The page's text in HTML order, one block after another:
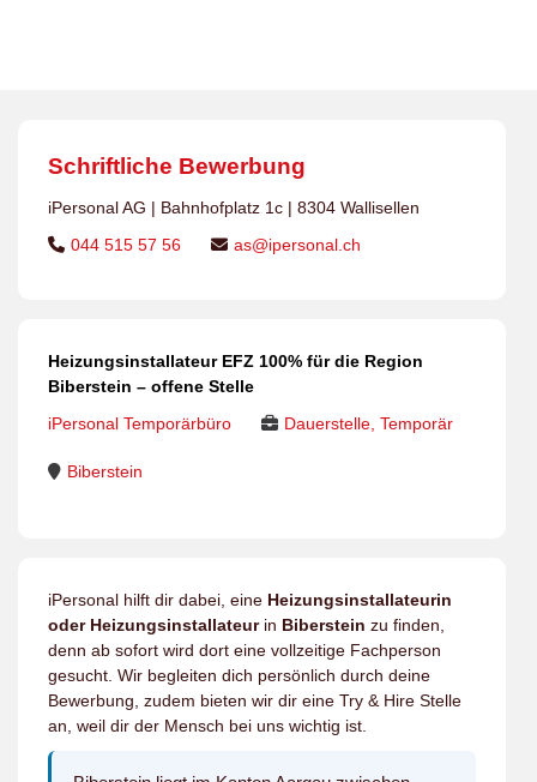
Schriftliche Bewerbung
iPersonal AG | Bahnhofplatz 1c | 8304 Wallisellen
044 515 57 56
as@ipersonal.ch
Heizungsinstallateur EFZ 100% für die Region
Biberstein – offene Stelle
iPersonal Temporärbüro
Dauerstelle, Temporär
Biberstein
iPersonal hilft dir dabei, eine Heizungsinstallateurin
oder Heizungsinstallateurin Biberstein zu finden,
denn ab sofort wird dort eine vollzeitige Fachperson
gesucht. Wir begleiten dich persönlich durch deine
Bewerbung, zudem bieten wir dir eine Try & Hire Stelle
an, weil dir der Mensch bei uns wichtig ist.